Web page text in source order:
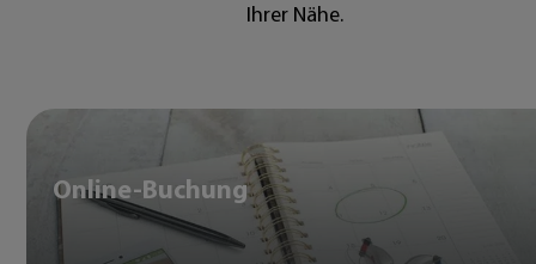
Ihrer Nähe.
Online-Buchung